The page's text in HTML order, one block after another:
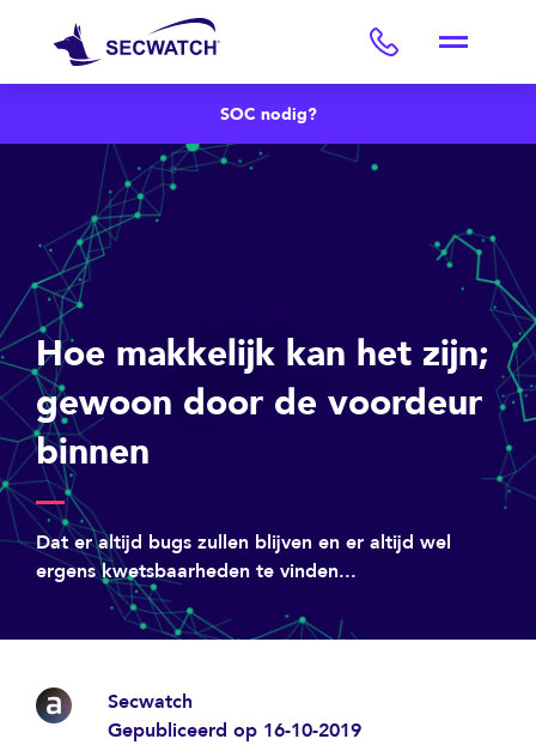
SOC nodig?
Hoe makkelijk kan het zijn;
gewoon door de voordeur
binnen
Dat er altijd bugs zullen blijven en er altijd wel
ergens kwetsbaarheden te vinden...
Secwatch
Gepubliceerd op 16-10-2019